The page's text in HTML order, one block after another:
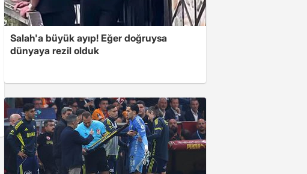
Salah'a büyük ayıp! Eğer doğruysa
dünyaya rezil olduk